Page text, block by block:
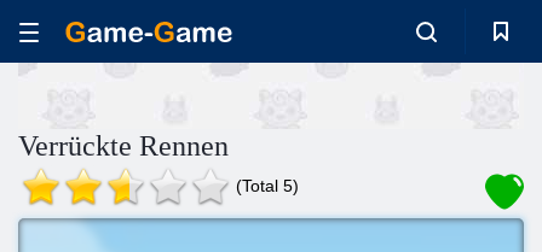
Verrückte Rennen
(Total 5)